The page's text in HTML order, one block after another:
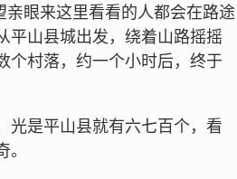
亲眼来这里看看的人都会在路途
平山县城出发，绕着山路摇摇
个村落，约一个小时后，终于
光是平山县就有六七百个，看